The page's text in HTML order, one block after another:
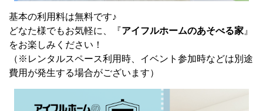
基本の利用料は無料です♪
どなた様でもお気軽に、『アイフルホームのあそべる家 』
をお楽しみください！
（※レンタルスペース利用時、イベント参加時などは別途
費用が発生する場合がございます）